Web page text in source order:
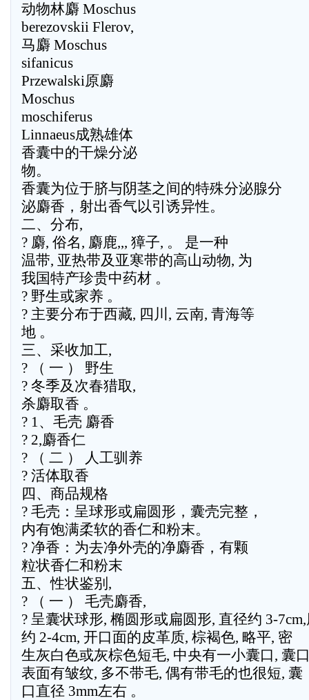
动物林麝 Moschus
berezovskii Flerov,
马麝 Moschus
sifanicus
Przewalski原麝
Moschus
moschiferus
Linnaeus成熟雄体
香囊中的干燥分泌
物。
香囊为位于脐与阴茎之间的特殊分泌腺分
泌麝香，射出香气以引诱异性。
二、分布,
? 麝, 俗名, 麝鹿,,, 獐子, 。 是一种
温带, 亚热带及亚寒带的高山动物, 为
我国特产珍贵中药材 。
? 野生或家养 。
? 主要分布于西藏, 四川, 云南, 青海等
地 。
三、采收加工,
? （ 一 ） 野生
? 冬季及次春猎取,
杀麝取香 。
? 1、毛壳 麝香
? 2,麝香仁
? （ 二 ） 人工驯养
? 活体取香
四、商品规格
? 毛壳：呈球形或扁圆形，囊壳完整，
内有饱满柔软的香仁和粉末。
? 净香：为去净外壳的净麝香，有颗
粒状香仁和粉末
五、性状鉴别,
? （ 一 ） 毛壳麝香,
? 呈囊状球形, 椭圆形或扁圆形, 直径约 3-
约 2-4cm, 开口面的皮革质, 棕褐色, 略平, 密
生灰白色或灰棕色短毛, 中央有一小囊口, 囊
表面有皱纹, 多不带毛, 偶有带毛的也很短, 囊
口直径 3mm左右 。